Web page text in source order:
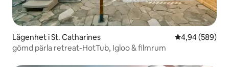
Lägenhet i St. Catharines 4,94 av 5 i
4,94 (589)
gömd pärla retreat-HotTub, Igloo & filmrum